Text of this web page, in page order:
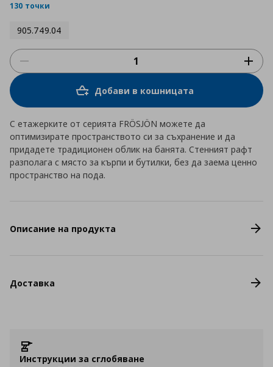
130 точки
905.749.04
Добави в кошницата
С етажерките от серията FRÖSJÖN можете да
оптимизирате пространството си за съхранение и да
придадете традиционен облик на банята. Стенният рафт
разполага с място за кърпи и бутилки, без да заема ценно
пространство на пода.
Описание на продукта
Доставка
Инструкции за сглобяване